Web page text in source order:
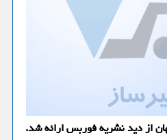
از دید نشریه فوربس ارائه شد.